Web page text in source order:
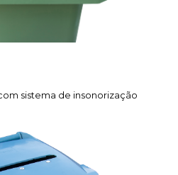
sistema de insonorização